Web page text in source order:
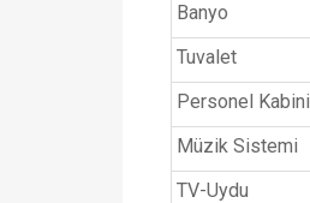
Banyo
Tuvalet
Personel Kabini
Müzik Sistemi
TV-Uydu